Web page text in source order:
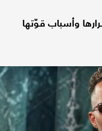
وأسباب قوّتها